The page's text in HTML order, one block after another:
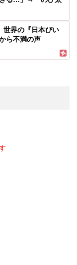
界の『日本びい
ら不満の声